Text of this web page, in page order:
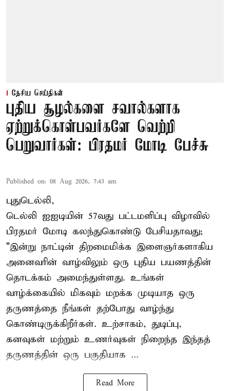
தேசிய செய்திகள்
புதிய சூழல்களை சவால்களாக
ஏற்றுக்கொள்பவர்களே வெற்றி
பெறுவார்கள்: பிரதமர் மோடி பேச்சு
Published on: 08 Aug 2026, 7:43 am
புதுடெல்லி,
டெல்லி ஐஐடியின் 57வது பட்டமளிப்பு விழாவில்
பிரதமர் மோடி கலந்துகொண்டு பேசியதாவது;
"இன்று நாட்டின் திறமைமிக்க இளைஞர்களாகிய
அனைவரின் வாழ்விலும் ஒரு புதிய பயணத்தின்
தொடக்கம் அமைந்துள்ளது. உங்கள்
வாழ்க்கையில் மிகவும் மறக்க முடியாத ஒரு
தருணத்தை நீங்கள் தற்போது வாழ்ந்து
கொண்டிருக்கிறீர்கள். உற்சாகம், துடிப்பு,
கனவுகள் மற்றும் உணர்வுகள் நிறைந்த இந்தத்
தருணத்தின் ஒரு பகுதியாக ...
Read More